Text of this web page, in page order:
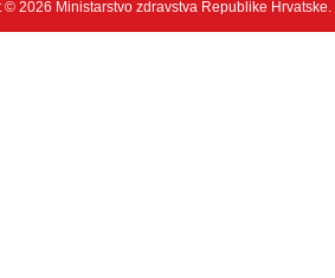
© 2026 Ministarstvo zdravstva Republike Hrvatske.